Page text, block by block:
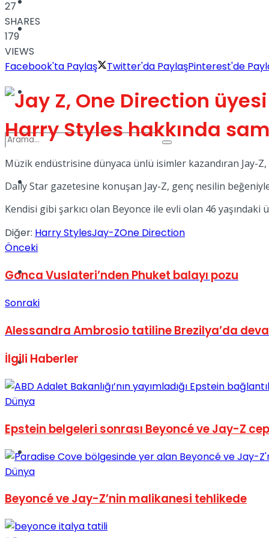
Dünya
Türkiye
Müzik
Sinema
Tatil
Podcast
No Result
View All Result
27
SHARES
179
VIEWS
Facebook'ta Paylaş
Twitter'da PaylaşPinterest'de
Harry Styles hakkında
Müzik endüstrisine dünyaca ünlü isimler kazandıran Jay-
Daily Star gazetesine konuşan Jay-Z, genç nesilin
Kendisi gibi şarkıcı olan Beyonce ile evli olan 46
Diğer: Harry StylesJay-ZOne Direction
Önceki
Gonca Vuslateri’nden Phuket balayı pozu
Sonraki
Alessandra Ambrosio tatiline Brezilya’da
İlgili Haberler
Dünya
Epstein belgeleri sonrası Beyoncé ve Jay-Z
Dünya
Beyoncé ve Jay-Z’nin malikanesi tehlikede